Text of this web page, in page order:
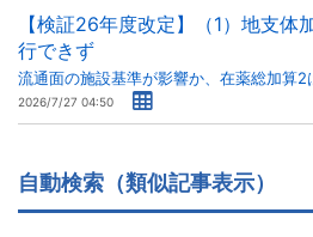
【検証26年度改定】（1）地支体
行できず
流通面の施設基準が影響か、在薬総加算2
2026/7/27 04:50
自動検索（類似記事表示）